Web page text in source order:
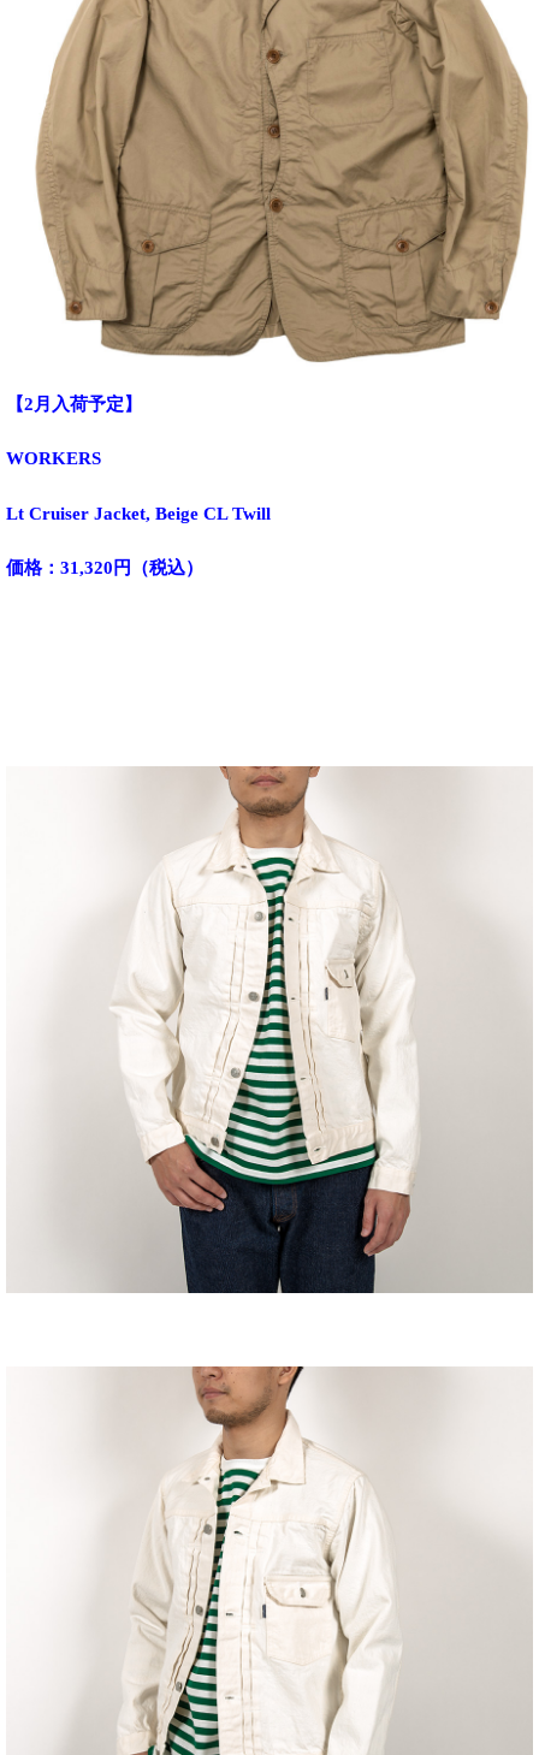
【2月入荷予定】
WORKERS
Lt Cruiser Jacket, Beige CL Twill
価格：31,320円（税込）